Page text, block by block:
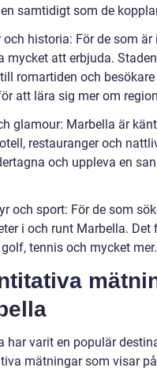
samtidigt som de
historia: För de som
mycket att erbjuda.
romartiden och
att lära sig mer om
glamour: Marbella är
restauranger och
och uppleva en
och sport: För de som
i och runt Marbella.
tennis och mycket mer.
har varit en populär
mätningar som visar